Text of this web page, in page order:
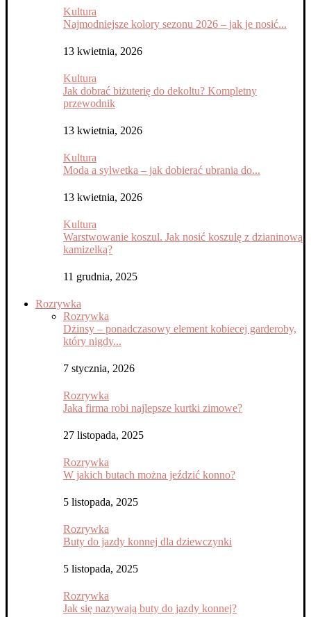
Kultura
Najmodniejsze kolory sezonu 2026 – jak je nosić...
13 kwietnia, 2026
Kultura
Jak dobrać biżuterię do dekoltu? Kompletny
przewodnik
13 kwietnia, 2026
Kultura
Moda a sylwetka – jak dobierać ubrania do...
13 kwietnia, 2026
Kultura
Warstwowanie koszul. Jak nosić koszulę z dzianinową
kamizelką?
11 grudnia, 2025
Rozrywka
Rozrywka
Dżinsy – ponadczasowy element kobiecej garderoby,
który nigdy...
7 stycznia, 2026
Rozrywka
Jaka firma robi najlepsze kurtki zimowe?
27 listopada, 2025
Rozrywka
W jakich butach można jeździć konno?
5 listopada, 2025
Rozrywka
Buty do jazdy konnej dla dziewczynki
5 listopada, 2025
Rozrywka
Jak się nazywają buty do jazdy konnej?